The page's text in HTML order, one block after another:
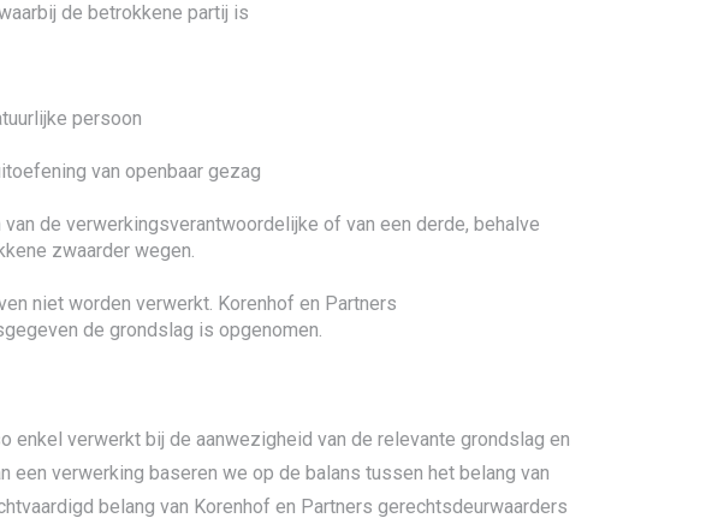
de betrokkene partij is
persoon
van openbaar gezag
de verwerkingsverantwoordelijke of van een derde, behalve
zwaarder wegen.
niet worden verwerkt. Korenhof en Partners
de grondslag is opgenomen.
verwerkt bij de aanwezigheid van de relevante grondslag en
verwerking baseren we op de balans tussen het belang van
belang van Korenhof en Partners gerechtsdeurwaarders